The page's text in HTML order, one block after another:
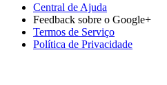
Central de Ajuda
Feedback sobre o Google+
Termos de Serviço
Política de Privacidade